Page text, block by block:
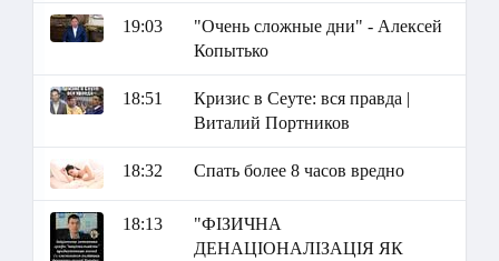
19:03
"Очень сложные дни" - Алексей
Копытько
18:51
Кризис в Сеуте: вся правда |
Виталий Портников
18:32 Спать более 8 часов вредно
18:13
"ФІЗИЧНА
ДЕНАЦІОНАЛІЗАЦІЯ ЯК